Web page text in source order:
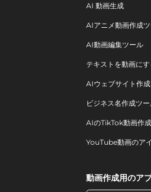
AI 動画生成
AIアニメ動画作成
AI動画編集ツール
テキストを動画に
AIウェブサイト作成
ビジネス名作成ツ
AIのTikTok動画作
YouTube動画のア
動画作成用のア